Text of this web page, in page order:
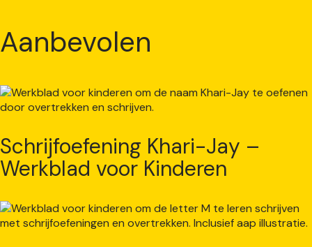
Aanbevolen
Schrijfoefening Khari-Jay –
Werkblad voor Kinderen